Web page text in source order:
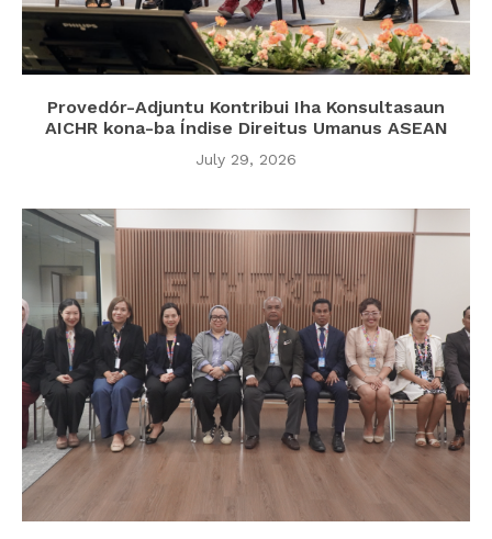
Provedór-Adjuntu Kontribui Iha Konsultasaun
AICHR kona-ba Índise Direitus Umanus ASEAN
July 29, 2026